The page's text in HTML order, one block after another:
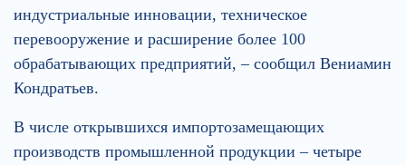
индустриальные инновации, техническое
перевооружение и расширение более 100
обрабатывающих предприятий, – сообщил Вениамин
Кондратьев.
В числе открывшихся импортозамещающих
производств промышленной продукции – четыре